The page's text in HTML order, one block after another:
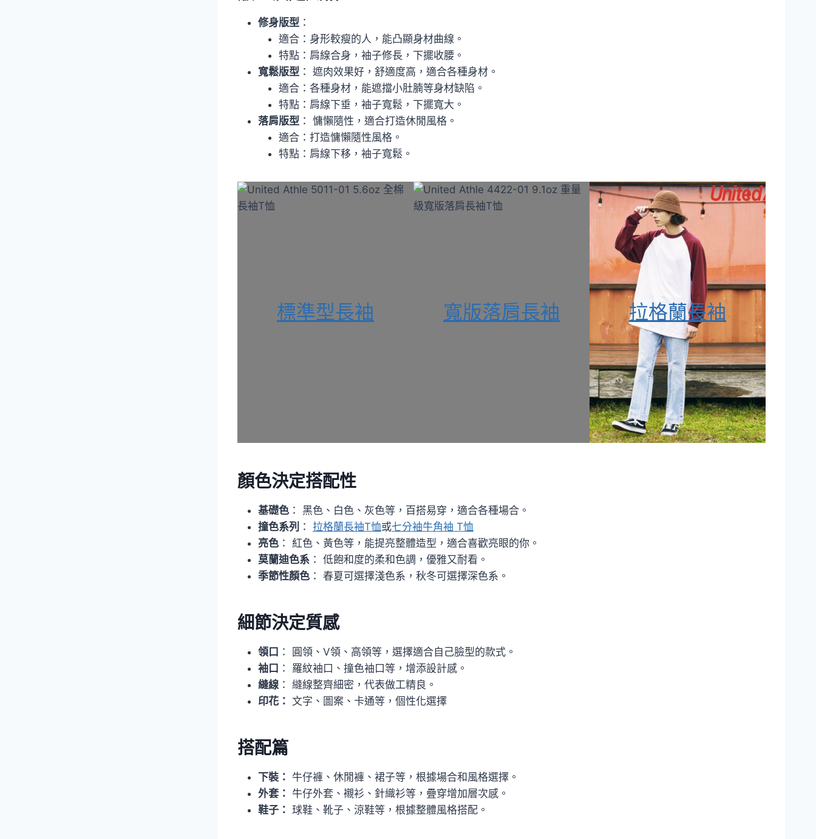
修身版型 ：
適合：身形較瘦的人，能凸顯身材曲線。
特點：肩線合身，袖子修長，下擺收腰。
寬鬆版型 ： 遮肉效果好，舒適度高，適合各種身材。
適合：各種身材，能遮擋小肚腩等身材缺陷。
特點：肩線下垂，袖子寬鬆，下擺寬大。
落肩版型 ： 慵懶隨性，適合打造休閒風格。
適合：打造慵懶隨性風格。
特點：肩線下移，袖子寬鬆。
標準型長袖 寬版落肩長袖 拉格蘭長袖
顏色決定搭配性
基礎色： 黑色、白色、灰色等，百搭易穿，適合各種場合。
撞色系列 ： 拉格蘭長袖T恤或七分袖牛角袖 T恤
亮色： 紅色、黃色等，能提亮整體造型，適合喜歡亮眼的你。
莫蘭迪色系： 低飽和度的柔和色調，優雅又耐看。
季節性顏色： 春夏可選擇淺色系，秋冬可選擇深色系。
細節決定質感
領口 ： 圓領、V領、高領等，選擇適合自己臉型的款式。
袖口 ： 羅紋袖口、撞色袖口等，增添設計感。
縫線： 縫線整齊細密，代表做工精良。
印花： 文字、圖案、卡通等，個性化選擇
搭配篇
下裝： 牛仔褲、休閒褲、裙子等，根據場合和風格選擇。
外套： 牛仔外套、襯衫、針織衫等，疊穿增加層次感。
鞋子： 球鞋、靴子、涼鞋等，根據整體風格搭配。